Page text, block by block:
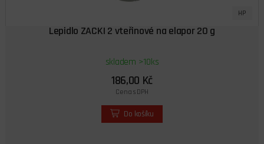
HP
Lepidlo ZACKI 2 vteřinové na elapor 20 g
skladem >10ks
186,00 Kč
Cena s DPH
Do košíku